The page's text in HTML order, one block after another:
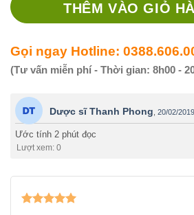
THÊM VÀO GIỎ
Gọi ngay Hotline:
(Tư vấn miễn phí - Thời gian: 8h00 -
Dược sĩ Thanh Phong 20/02/2019
Ước tính 2 phút đọc
Lượt xem: 0